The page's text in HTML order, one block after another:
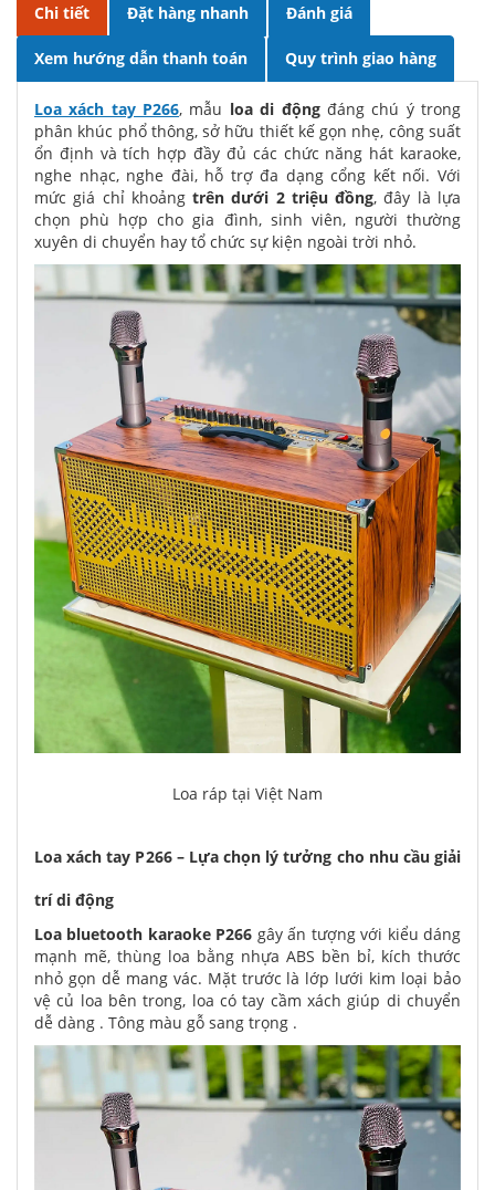
Chi tiết Đặt hàng nhanh Đánh giá
Xem hướng dẫn thanh toán Quy trình giao hàng
Loa xách tay P266, mẫu loa di độngđáng chú ý trong
phân khúc phổ thông, sở hữu thiết kế gọn nhẹ, công suất
ổn định và tích hợp đầy đủ các chức năng hát karaoke,
nghe nhạc, nghe đài, hỗ trợ đa dạng cổng kết nối. Với
mức giá chỉ khoảngtrên dưới 2 triệu đồng, đây là lựa
chọn phù hợp cho gia đình, sinh viên, người thường
xuyên di chuyển hay tổ chức sự kiện ngoài trời nhỏ.
Loa ráp tại Việt Nam
Loa xách tay P266 – Lựa chọn lý tưởng cho nhu cầu giải
trí di động
Loa bluetooth karaoke P266 gây ấn tượng với kiểu dáng
mạnh mẽ, thùng loa bằng nhựa ABS bền bỉ, kích thước
nhỏ gọn dễ mang vác. Mặt trước là lớp lưới kim loại bảo
vệ củ loa bên trong, loa có tay cầm xách giúp di chuyển
dễ dàng . Tông màu gỗ sang trọng .